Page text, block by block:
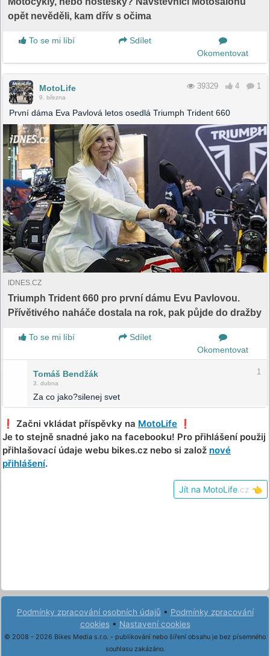
opět nevěděli, kam dřív s očima
To se mi líbí
Sdílet
Okomentovat
MotoLife
9. března
39329 4 1
První dáma Eva Pavlová letos osedlá Triumph Trident 660
IDNES.CZ
Triumph Trident 660 pro první dámu Evu Pavlovou.
Přívětivého naháče dostala na rok, pak půjde do dražby
To se mi líbí
Sdílet
Okomentovat
Tomáš Bendžák
3. dubna
1
Za co jako?silenej svet
❗️ Začni vkládat příspěvky na MotoLife ❗️
Je to stejně snadné jako na facebooku! Pro přihlášení použij
přihlašovací údaje webu bikes.cz nebo si založ nové
přihlášení.
Jít na MotoLife .cz 👈
Podmínky zpracování osobních údajů • Podmínky zpracování
cookies• Nastavení cookies
© 2008 - 2026 Bikes Media s.r.o. - publikování nebo šíření obsahu je bez písemného
souhlasu zakázáno.